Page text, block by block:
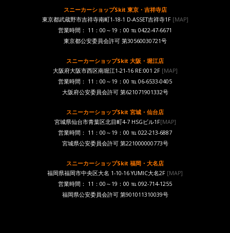
スニーカーショップSkit 東京・吉祥寺店
東京都武蔵野市吉祥寺南町1-18-1 D-ASSET吉祥寺1F [MAP]
営業時間： 11：00～19：00 ℡ 0422-47-6671
東京都公安委員会許可 第30560030721号
スニーカーショップSkit 大阪・堀江店
大阪府大阪市西区南堀江1-21-16 RE:001 2F[MAP]
営業時間： 11：00～19：00 ℡ 06-6533-0405
大阪府公安委員会許可 第621071901332号
スニーカーショップSkit 宮城・仙台店
宮城県仙台市青葉区北目町4-7 HSGビル1F[MAP]
営業時間： 11：00～19：00 ℡ 022-213-6887
宮城県公安委員会許可 第221000000773号
スニーカーショップSkit 福岡・大名店
福岡県福岡市中央区大名 1-10-16 YUMIC大名2F [MAP]
営業時間： 11：00～19：00 ℡ 092-714-1255
福岡県公安委員会許可 第901011310039号